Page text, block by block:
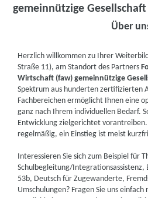
gemeinnützige
Über
Herzlich willkommen zu Ihrer
Straße 11), am Standort des Partners
Wirtschaft (faw) gemeinnützige
Spektrum aus hunderten zertifizierten
Fachbereichen ermöglicht Ihnen eine
ganz nach Ihrem individuellen Bedarf.
Entwicklung zielgerichtet
regelmäßig, ein Einstieg ist meist
Interessieren Sie sich zum Beispiel für
Schulbegleitung/Integrationsassistenz,
53b, Deutsch für Zugewanderte,
Umschulungen? Fragen Sie uns